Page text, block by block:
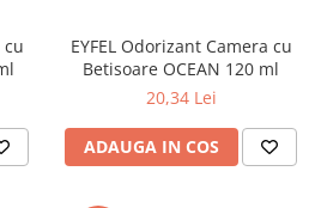
120
cu
EYFEL Odorizant Camera cu
Betisoare OCEAN 120 ml
20,34 Lei
ADAUGA IN COS